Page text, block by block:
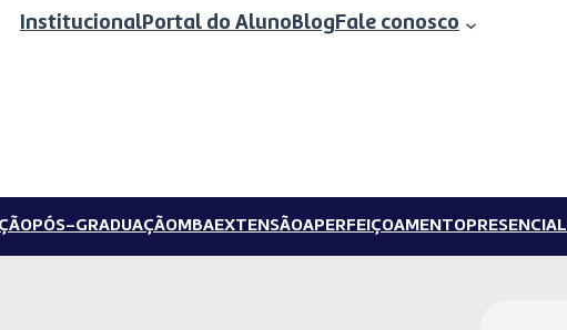
InstitucionalPortal do AlunoBlogFale conosco
PÓS-GRADUAÇÃOMBAEXTENSÃOAPERFEIÇOAMENTOPRESENCIAL